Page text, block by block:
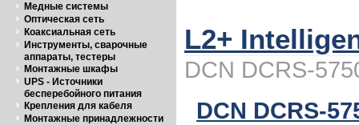
Медные системы
Оптическая сеть
Коаксиальная сеть
Инструменты, сварочные
аппараты, тестеры
Монтажные шкафы
UPS - Источники
бесперебойного питания
Крепления для кабеля
Монтажные принадлежности
L2+
DCN DCRS-
DCN DCRS-